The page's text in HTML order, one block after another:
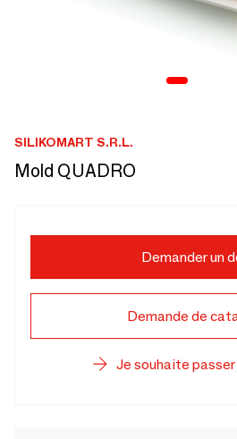
SILIKOMART S.R.L.
Mold QUADRO
Demander un
Demande de
Je souhaite